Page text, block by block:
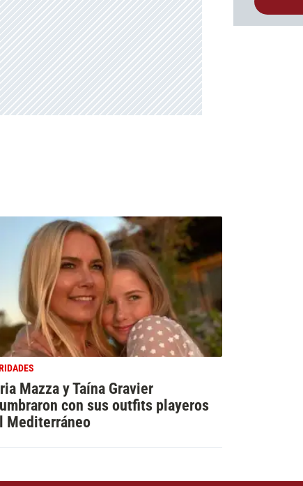
Mazza y Taína Gravier
con sus outfits playeros
Mediterráneo